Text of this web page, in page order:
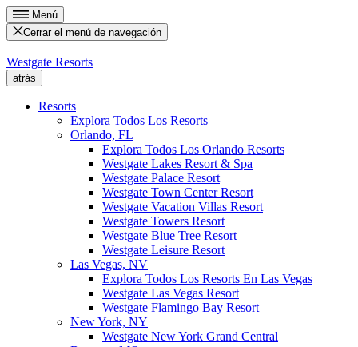
Menú
Cerrar el menú de navegación
Westgate Resorts
atrás
Resorts
Explora Todos Los Resorts
Orlando, FL
Explora Todos Los Orlando Resorts
Westgate Lakes Resort & Spa
Westgate Palace Resort
Westgate Town Center Resort
Westgate Vacation Villas Resort
Westgate Towers Resort
Westgate Blue Tree Resort
Westgate Leisure Resort
Las Vegas, NV
Explora Todos Los Resorts En Las Vegas
Westgate Las Vegas Resort
Westgate Flamingo Bay Resort
New York, NY
Westgate New York Grand Central